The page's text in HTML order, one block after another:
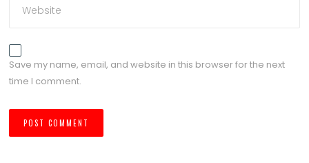
Save my name, email, and website in this browser for the next
time I comment.